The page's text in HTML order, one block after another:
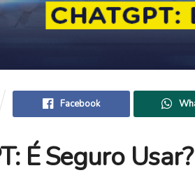
Facebook
É Seguro Usar?